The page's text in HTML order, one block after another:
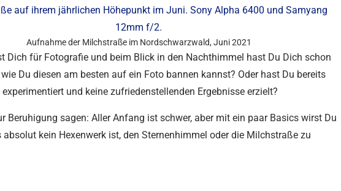
Aufnahme der Milchstraße im Nordschwarzwald, Juni 2021
Dich für Fotografie und beim Blick in den Nachthimmel hast Du Dich schon
Du diesen am besten auf ein Foto bannen kannst? Oder hast Du bereits
und keine zufriedenstellenden Ergebnisse erzielt?
Beruhigung sagen: Aller Anfang ist schwer, aber mit ein paar Basics wirst Du
absolut kein Hexenwerk ist, den Sternenhimmel oder die Milchstraße zu